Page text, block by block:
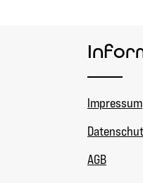
Impressum
AGB